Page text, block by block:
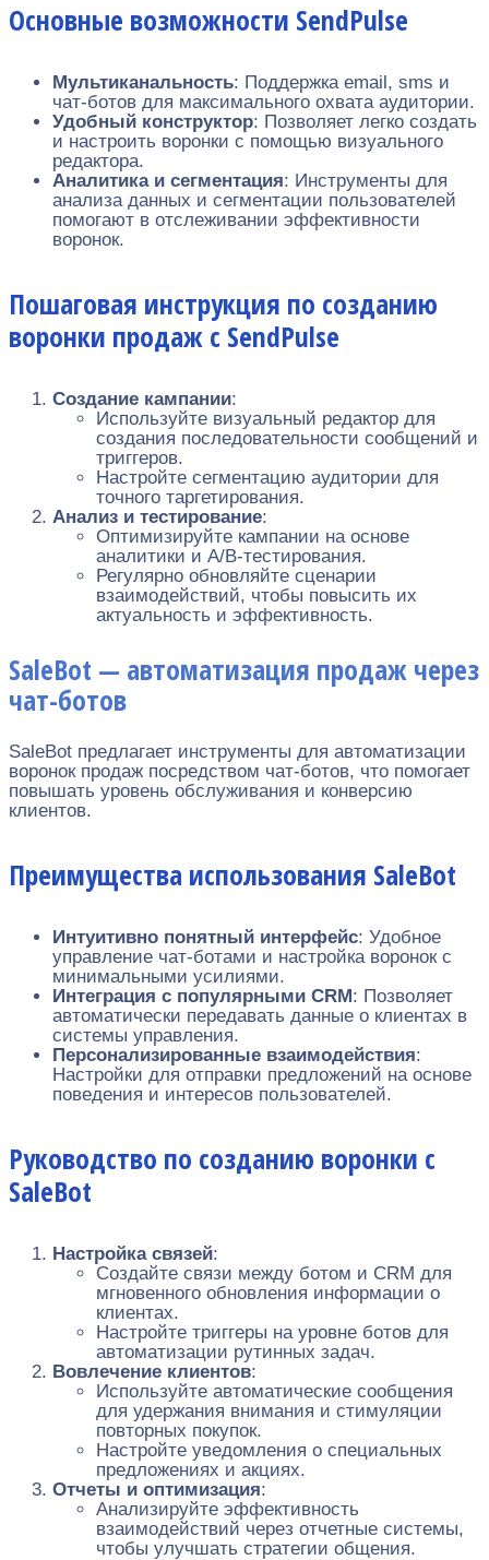
Основные возможности SendPulse
Мультиканальность: Поддержка email, sms и
чат-ботов для максимального охвата аудитории.
Удобный конструктор: Позволяет легко создать
и настроить воронки с помощью визуального
редактора.
Аналитика и сегментация: Инструменты для
анализа данных и сегментации пользователей
помогают в отслеживании эффективности
воронок.
Пошаговая инструкция по созданию
воронки продаж с SendPulse
Создание кампании:
Используйте визуальный редактор для
создания последовательности сообщений и
триггеров.
Настройте сегментацию аудитории для
точного таргетирования.
Анализ и тестирование:
Оптимизируйте кампании на основе
аналитики и A/B-тестирования.
Регулярно обновляйте сценарии
взаимодействий, чтобы повысить их
актуальность и эффективность.
SaleBot — автоматизация продаж через
чат-ботов
SaleBot предлагает инструменты для автоматизации
воронок продаж посредством чат-ботов, что помогает
повышать уровень обслуживания и конверсию
клиентов.
Преимущества использования SaleBot
Интуитивно понятный интерфейс: Удобное
управление чат-ботами и настройка воронок с
минимальными усилиями.
Интеграция с популярными CRM: Позволяет
автоматически передавать данные о клиентах в
системы управления.
Персонализированные взаимодействия:
Настройки для отправки предложений на основе
поведения и интересов пользователей.
Руководство по созданию воронки с
SaleBot
Настройка связей:
Создайте связи между ботом и CRM для
мгновенного обновления информации о
клиентах.
Настройте триггеры на уровне ботов для
автоматизации рутинных задач.
Вовлечение клиентов:
Используйте автоматические сообщения
для удержания внимания и стимуляции
повторных покупок.
Настройте уведомления о специальных
предложениях и акциях.
Отчеты и оптимизация:
Анализируйте эффективность
взаимодействий через отчетные системы,
чтобы улучшать стратегии общения.